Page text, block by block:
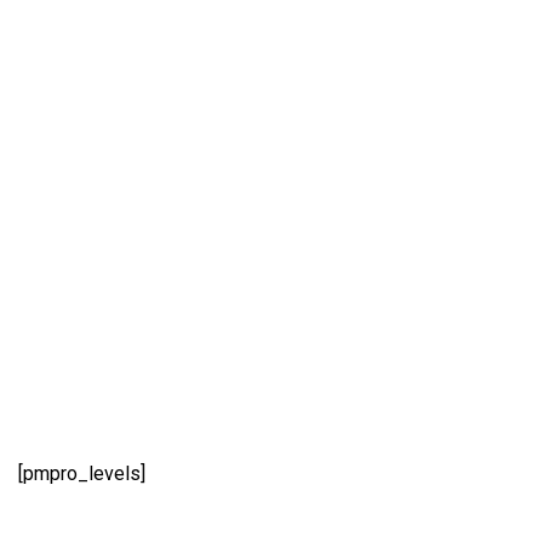
[pmpro_levels]